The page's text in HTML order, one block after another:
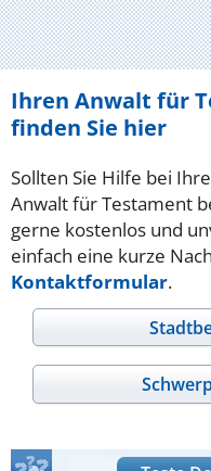
Ihren Anwalt für
finden Sie hier
Sollten Sie Hilfe bei
Anwalt für Testament
gerne kostenlos und
einfach eine kurze
Kontaktformular.